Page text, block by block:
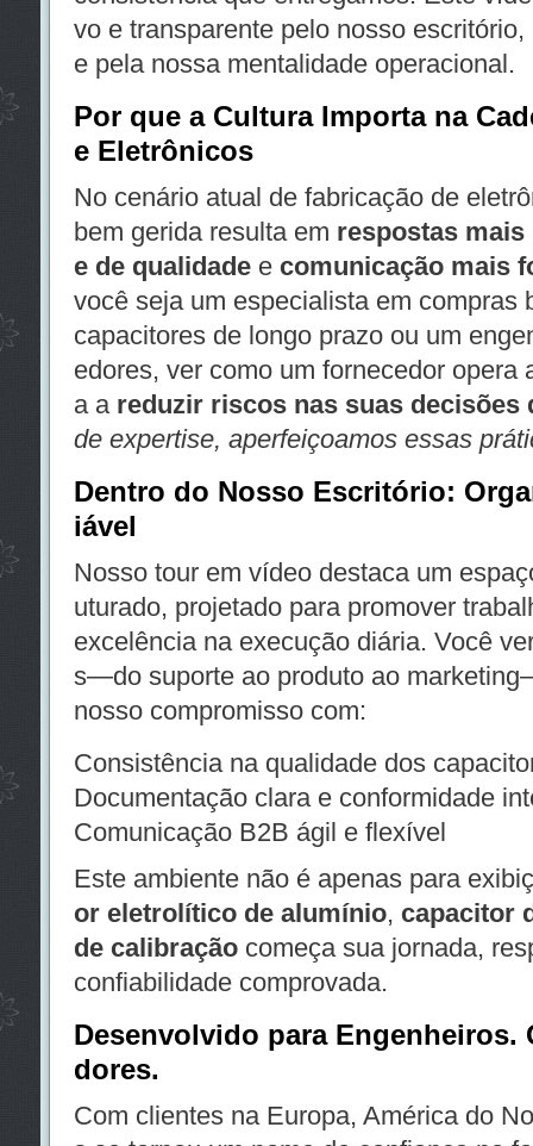
vo e transparente pelo nosso
e pela nossa mentalidade operacional.
Por que a Cultura Importa na
e Eletrônicos
No cenário atual de fabricação de
bem gerida resulta em respostas mais
e de qualidadee comunicação mais
você seja um especialista em compras
capacitores de longo prazo ou um
edores, ver como um fornecedor opera
a a reduzir riscos nas suas decisões
de expertise, aperfeiçoamos essas
Dentro do Nosso Escritório:
iável
Nosso tour em vídeo destaca um
uturado, projetado para promover
excelência na execução diária. Você
s—do suporte ao produto ao
nosso compromisso com:
Consistência na qualidade dos
Documentação clara e conformidade
Comunicação B2B ágil e flexível
Este ambiente não é apenas para
or eletrolítico de alumínio, capacitor
de calibraçãocomeça sua jornada,
confiabilidade comprovada.
Desenvolvido para Engenheiros.
dores.
Com clientes na Europa, América do